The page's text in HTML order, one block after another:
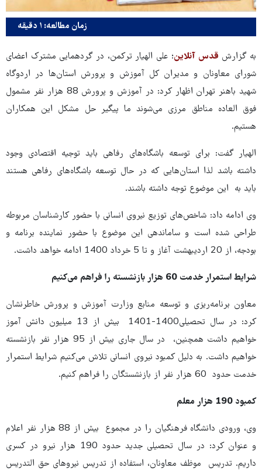
زمان مطالعه: ۱ دقیقه
به گزارش قدس آنلاین؛ علی الهیار ترکمن، در گردهمایی مشترک اعضای
شورای معاونان و مدیران کل آموزش و پرورش استان‌ها در اردوگاه
شهید باهنر تهران اظهار کرد: در آموزش و پرورش 88 هزار نفر مشمول
فوق العاده مناطق مرزی می‌شوند ما پیگیر حل مشکل این همکاران
هستیم.
الهیار گفت: برای توسعه باشگاه‌های رفاهی باید توجیه اقتصادی وجود
داشته باشد لذا استان‌هایی که در حال توسعه باشگاه‌های رفاهی هستند
باید به این موضوع توجه داشته باشند.
وی ادامه داد: شاخص‌های توزیع نیروی انسانی با حضور کارشناسان مربوطه
طراحی شده است و ساماندهی این موضوع با حضور نماینده برنامه و
بودجه، از 20 اردیبهشت آغاز و تا 5 خرداد 1400 ادامه خواهد داشت.
شرایط استمرار خدمت 60 هزار بازنشسته را فراهم می‌کنیم
معاون برنامه‌ریزی و توسعه منابع وزارت آموزش و پرورش خاطرنشان
کرد: در سال تحصیلی1400-1401 بیش از 13 میلیون دانش آموز
خواهیم داشت همچنین، در سال جاری بیش از 95 هزار نفر بازنشسته
خواهیم داشت. به دلیل کمبود نیروی انسانی تلاش می‌کنیم شرایط استمرار
خدمت حدود 60 هزار نفر از بازنشستگان را فراهم کنیم.
کمبود 190 هزار معلم
وی، ورودی دانشگاه فرهنگیان را در مجموع بیش از 88 هزار نفر اعلام
و عنوان کرد: در سال تحصیلی جدید حدود 190 هزار نیرو در کسری
داریم. تدریس موظف معاونان، استفاده از تدریس نیروهای حق التدریس